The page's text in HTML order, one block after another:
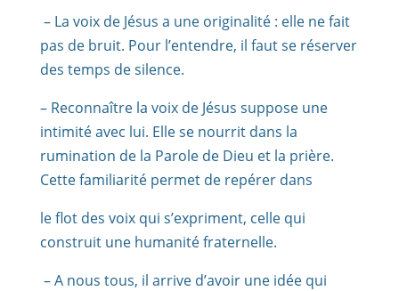
– La voix de Jésus a une originalité : elle ne fait
pas de bruit. Pour l’entendre, il faut se réserver
des temps de silence.
– Reconnaître la voix de Jésus suppose une
intimité avec lui. Elle se nourrit dans la
rumination de la Parole de Dieu et la prière.
Cette familiarité permet de repérer dans
le flot des voix qui s’expriment, celle qui
construit une humanité fraternelle.
– A nous tous, il arrive d’avoir une idée qui